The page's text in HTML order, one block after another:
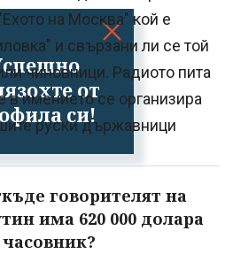
от
си!
на Москва" кой е
и свързани ли се той
чиновници. Радиото пита
в имението се организира
руски държавници
говорителят на
има 620 000 долара
часовник?